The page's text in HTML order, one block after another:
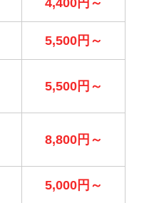
5,500円～
5,500円～
8,800円～
5,000円～